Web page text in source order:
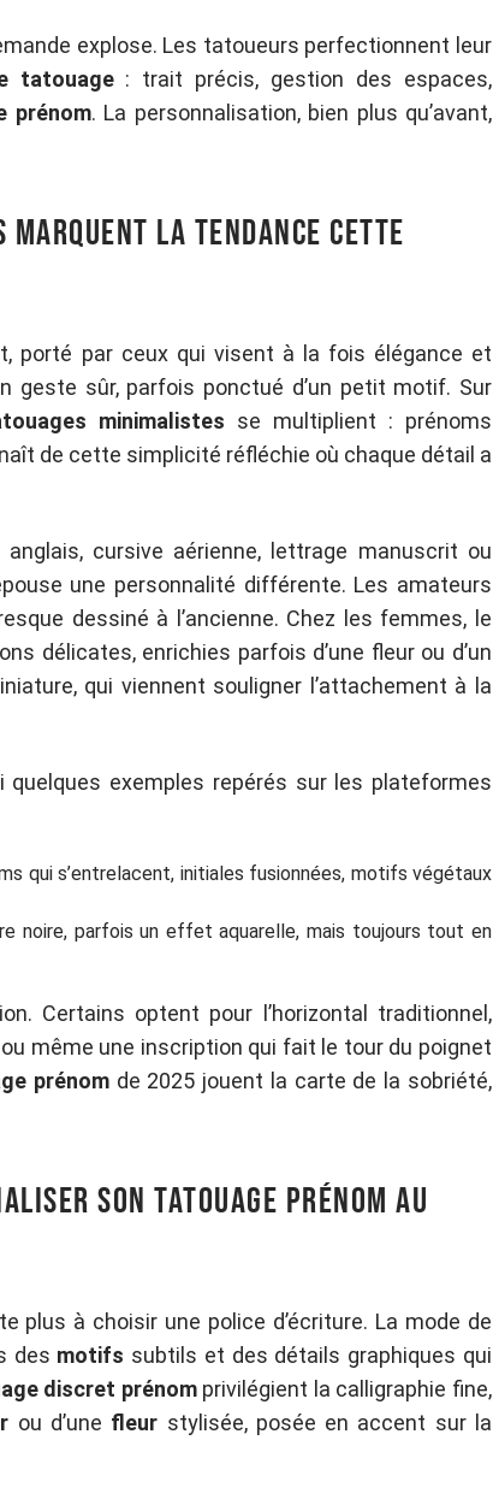
explose. Les tatoueurs perfectionnent leur
tatouage: trait précis, gestion des espaces,
prénom. La personnalisation, bien plus qu’avant,
la tendance cette
porté par ceux qui visent à la fois élégance et
geste sûr, parfois ponctué d’un petit motif. Sur
minimalistes se multiplient : prénoms
de cette simplicité réfléchie où chaque détail a
cursive aérienne, lettrage manuscrit ou
une personnalité différente. Les amateurs
dessiné à l’ancienne. Chez les femmes, le
délicates, enrichies parfois d’une fleur ou d’un
qui viennent souligner l’attachement à la
exemples repérés sur les plateformes
qui s’entrelacent, initiales fusionnées, motifs végétaux
noire, parfois un effet aquarelle, mais toujours tout en
Certains optent pour l’horizontal traditionnel,
même une inscription qui fait le tour du poignet
prénomde 2025 jouent la carte de la sobriété,
son tatouage prénom au
plus à choisir une police d’écriture. La mode de
des motifs subtils et des détails graphiques qui
discret prénomprivilégient la calligraphie fine,
ou d’une fleur stylisée, posée en accent sur la